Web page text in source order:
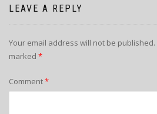
LEAVE A REPLY
Your email address will not be published.
marked *
Comment*